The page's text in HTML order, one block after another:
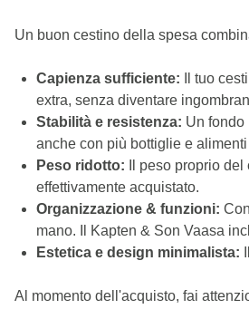
Un buon cestino della spesa
Capienza sufficiente: Il tuo
extra, senza diventare
Stabilità e resistenza: Un fondo
anche con più bottiglie e
Peso ridotto: Il peso proprio
effettivamente acquistato.
Organizzazione & funzioni:
mano. Il Kapten & Son Vaasa
Estetica e design minimalista:
Al momento dell'acquisto, fai